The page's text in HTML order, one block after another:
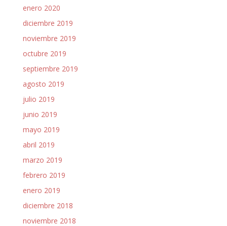
enero 2020
diciembre 2019
noviembre 2019
octubre 2019
septiembre 2019
agosto 2019
julio 2019
junio 2019
mayo 2019
abril 2019
marzo 2019
febrero 2019
enero 2019
diciembre 2018
noviembre 2018